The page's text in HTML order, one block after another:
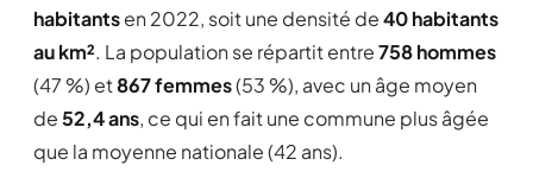
habitantsen 2022, soit une densité de40 habitants
au km². La population se répartit entre758 hommes
(47 %) et867 femmes(53 %), avec un âge moyen
de52,4 ans, ce qui en fait une commune plus âgée
que la moyenne nationale (42 ans).